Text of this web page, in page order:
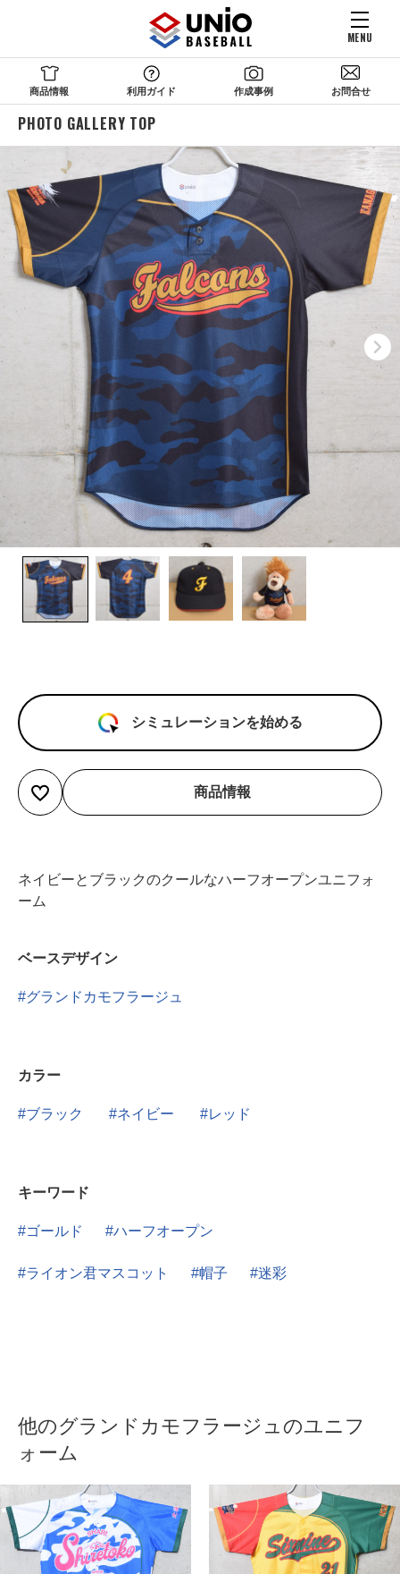
MENU
商品情報 利用ガイド 作成事例 お問合せ
PHOTO GALLERY TOP
シミュレーションを始める
商品情報
ネイビーとブラックのクールなハーフオープンユニフォ
ーム
ベースデザイン
グランドカモフラージュ
カラー
ブラック ネイビー レッド
キーワード
ゴールド ハーフオープン
ライオン君マスコット 帽子 迷彩
他のグランドカモフラージュのユニフ
ォーム